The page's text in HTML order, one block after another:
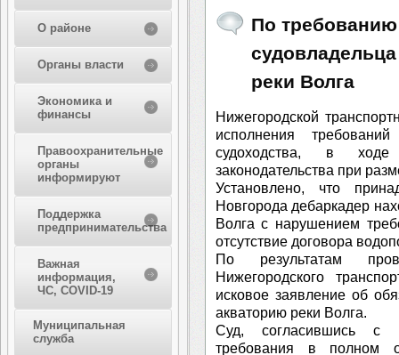
О районе
Органы власти
Экономика и
финансы
Правоохранительные
органы
информируют
Поддержка
предпринимательства
Важная
информация,
ЧС, COVID-19
Муниципальная
служба
По требованию
реки Волга
Нижегородской
исполнения
судоходства, в
законодательства при
Установлено, что
Новгорода дебаркадер
Волга с нарушением
отсутствие договора
По результатам
Нижегородского
исковое заявление об
акваторию реки Волга.
Суд, согласившись с
требования в полном